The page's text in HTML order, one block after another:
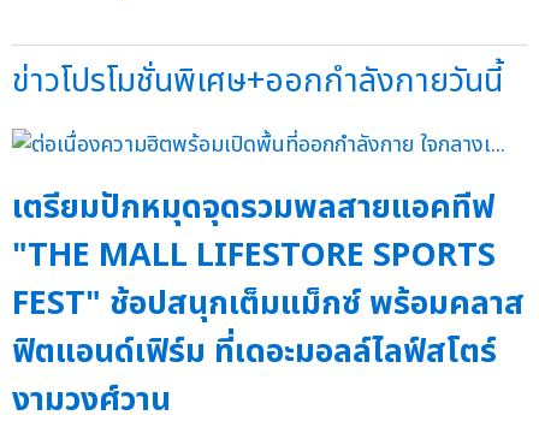
ข่าวโปรโมชั่นพิเศษ+ออกกำลังกายวันนี้
เตรียมปักหมุดจุดรวมพลสายแอคทีฟ
"THE MALL LIFESTORE SPORTS
FEST" ช้อปสนุกเต็มแม็กซ์ พร้อมคลาส
ฟิตแอนด์เฟิร์ม ที่เดอะมอลล์ไลฟ์สโตร์
งามวงศ์วาน